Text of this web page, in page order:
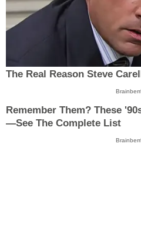
The Real Reason Steve
Remember Them? These
—See The Complete List